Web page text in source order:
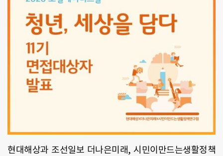
현대해상과 조선일보 더나은미래, 시민이만드는생활정책